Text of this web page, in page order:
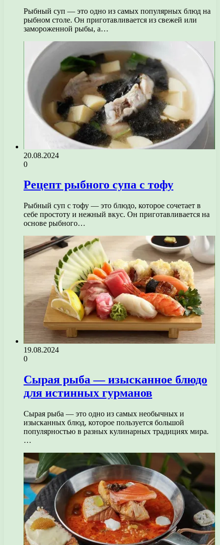
Рыбный суп — это одно из самых популярных блюд на
рыбном столе. Он приготавливается из свежей или
замороженной рыбы, а…
20.08.2024
0
Рецепт рыбного супа с тофу
Рыбный суп с тофу — это блюдо, которое сочетает в
себе простоту и нежный вкус. Он приготавливается на
основе рыбного…
19.08.2024
0
Сырая рыба — изысканное блюдо
для истинных гурманов
Сырая рыба — это одно из самых необычных и
изысканных блюд, которое пользуется большой
популярностью в разных кулинарных традициях мира.
…